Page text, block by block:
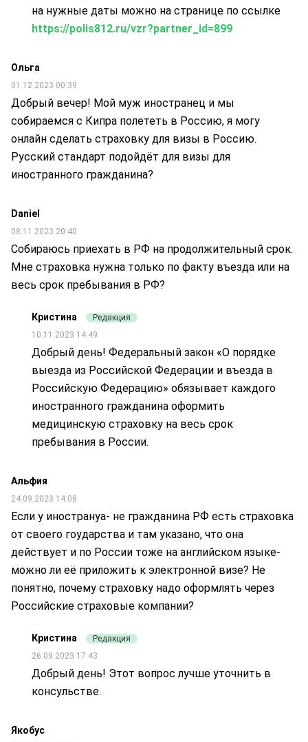
на нужные даты можно на странице по ссылке
https://polis812.ru/vzr?partner_id=899
Ольга
01.12.2023 00:39
Добрый вечер! Мой муж иностранец и мы
собираемся с Кипра полететь в Россию, я могу
онлайн сделать страховку для визы в Россию.
Русский стандарт подойдёт для визы для
иностранного гражданина?
Daniel
08.11.2023 20:40
Собираюсь приехать в РФ на продолжительный срок.
Мне страховка нужна только по факту въезда или на
весь срок пребывания в РФ?
Кристина
Редакция
10.11.2023 14:49
Добрый день! Федеральный закон «О порядке
выезда из Российской Федерации и въезда в
Российскую Федерацию» обязывает каждого
иностранного гражданина оформить
медицинскую страховку на весь срок
пребывания в России.
Альфия
24.09.2023 14:08
Если у инострануа- не гражданина РФ есть страховка
от своего гоударства и там указано, что она
действует и по России тоже на английском языке-
можно ли её приложить к электронной визе? Не
понятно, почему страховку надо оформлять через
Российские страховые компании?
Кристина
Редакция
26.09.2023 17:43
Добрый день! Этот вопрос лучше уточнить в
консульстве.
Якобус